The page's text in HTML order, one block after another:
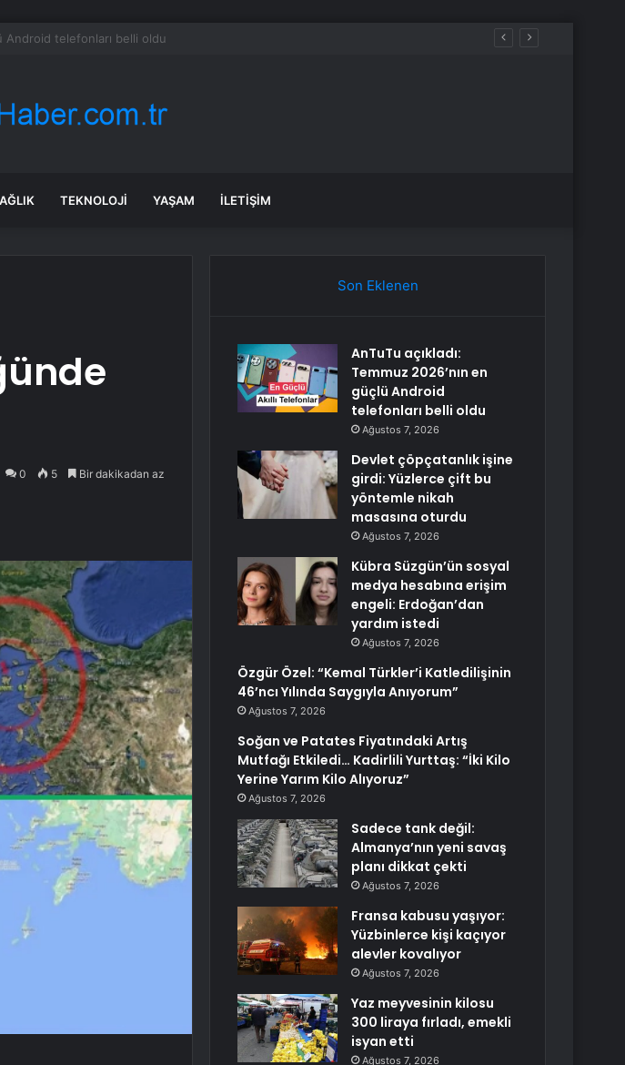
yöntemle nikah masasına oturdu
TEKNOLOJI YAŞAM İLETIŞIM
0 5 Bir dakikadan az
Son Eklenen
AnTuTu açıkladı:
Temmuz 2026’nın en
güçlü Android
telefonları belli oldu
Ağustos 7, 2026
Devlet çöpçatanlık işine
girdi: Yüzlerce çift bu
yöntemle nikah
masasına oturdu
Ağustos 7, 2026
Kübra Süzgün’ün sosyal
medya hesabına erişim
engeli: Erdoğan’dan
yardım istedi
Ağustos 7, 2026
Özgür Özel: “Kemal Türkler’i Katledilişinin
46’ncı Yılında Saygıyla Anıyorum”
Ağustos 7, 2026
Soğan ve Patates Fiyatındaki Artış
Mutfağı Etkiledi… Kadirlili Yurttaş: “İki Kilo
Yerine Yarım Kilo Alıyoruz”
Ağustos 7, 2026
Sadece tank değil:
Almanya’nın yeni savaş
planı dikkat çekti
Ağustos 7, 2026
Fransa kabusu yaşıyor:
Yüzbinlerce kişi kaçıyor
alevler kovalıyor
Ağustos 7, 2026
Yaz meyvesinin kilosu
300 liraya fırladı, emekli
isyan etti
Ağustos 7, 2026